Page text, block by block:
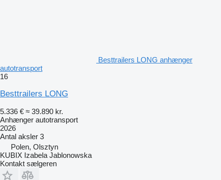
Besttrailers LONG anhænger
autotransport
16
Besttrailers LONG
5.336 € ≈ 39.890 kr.
Anhænger autotransport
2026
Antal aksler 3
Polen, Olsztyn
KUBIX Izabela Jablonowska
Kontakt sælgeren